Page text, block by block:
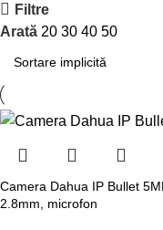
Filtre
Arată 20 30 40 50
Camera Dahua IP Bullet
2.8mm, microfon